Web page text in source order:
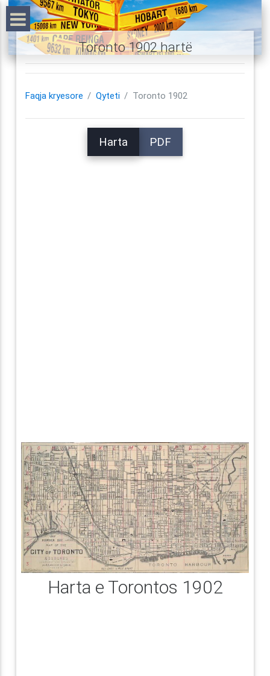
Toronto 1902 hartë
Faqja kryesore Qyteti Toronto 1902
Harta PDF
Harta e Torontos 1902